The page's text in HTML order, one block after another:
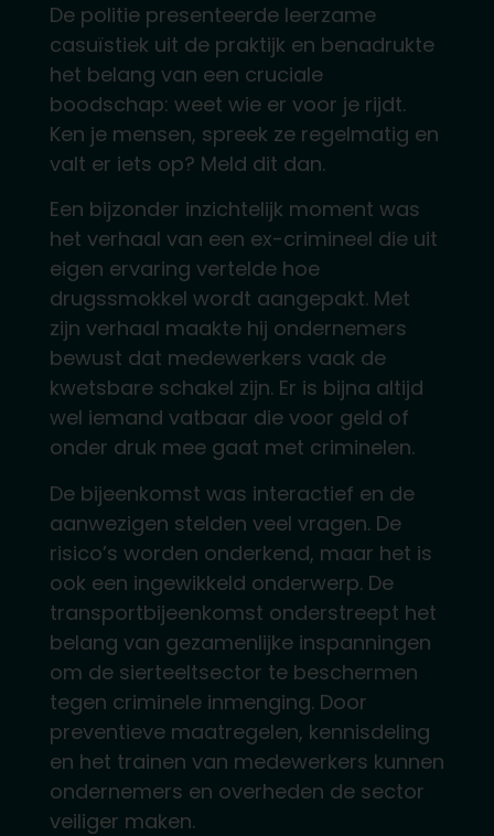
De politie presenteerde leerzame
casuïstiek uit de praktijk en benadrukte
het belang van een cruciale
boodschap: weet wie er voor je rijdt.
Ken je mensen, spreek ze regelmatig en
valt er iets op? Meld dit dan.
Een bijzonder inzichtelijk moment was
het verhaal van een ex-crimineel die uit
eigen ervaring vertelde hoe
drugssmokkel wordt aangepakt. Met
zijn verhaal maakte hij ondernemers
bewust dat medewerkers vaak de
kwetsbare schakel zijn. Er is bijna altijd
wel iemand vatbaar die voor geld of
onder druk mee gaat met criminelen.
De bijeenkomst was interactief en de
aanwezigen stelden veel vragen. De
risico’s worden onderkend, maar het is
ook een ingewikkeld onderwerp. De
transportbijeenkomst onderstreept het
belang van gezamenlijke inspanningen
om de sierteeltsector te beschermen
tegen criminele inmenging. Door
preventieve maatregelen, kennisdeling
en het trainen van medewerkers kunnen
ondernemers en overheden de sector
veiliger maken.